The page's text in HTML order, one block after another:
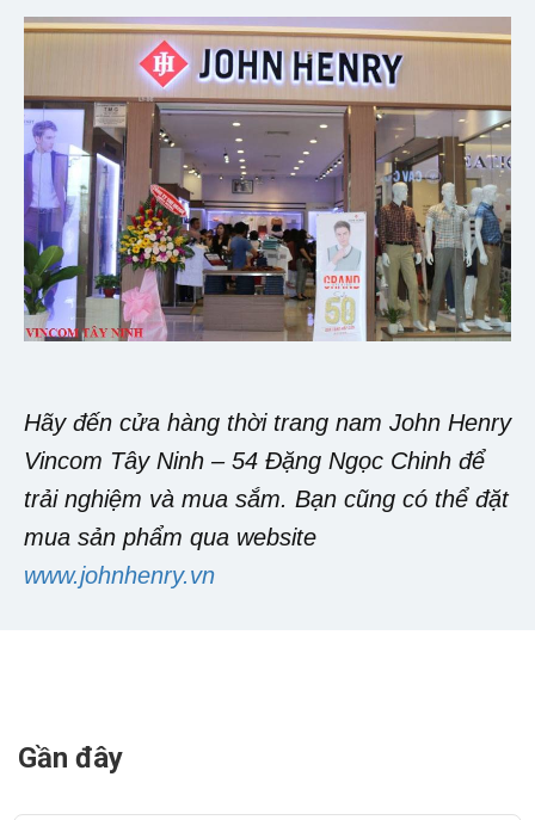
Hãy đến cửa hàng thời trang nam John Henry
Vincom Tây Ninh – 54 Đặng Ngọc Chinh để
trải nghiệm và mua sắm. Bạn cũng có thể đặt
mua sản phẩm qua website
www.johnhenry.vn
Gần đây